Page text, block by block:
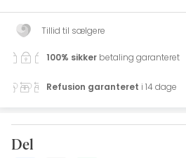
Tillid til sælgere
100% sikker betaling garanteret
Refusion garanteret i 14 dage
Del